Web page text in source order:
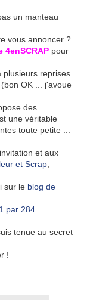
un manteau
vous annoncer ?
4enSCRAP pour
plusieurs reprises
OK ... j'avoue
des
une véritable
toute petite ...
et aux
et Scrap
sur le blog de
tenue au secret
!